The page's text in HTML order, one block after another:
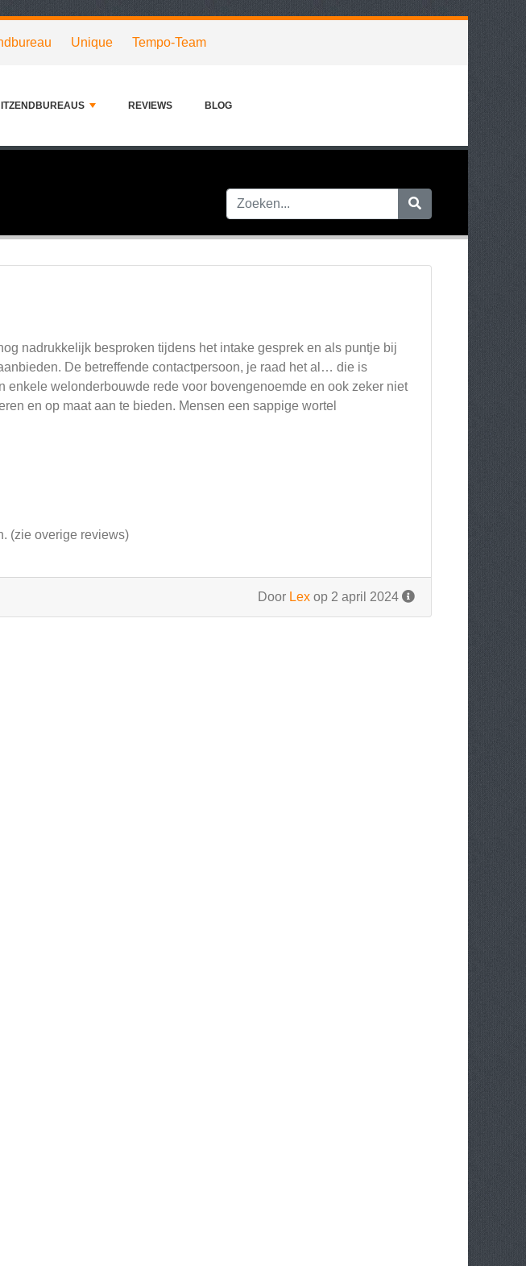
Unique Tempo-Team
REVIEWS BLOG
nadrukkelijk besproken tijdens het intake gesprek en als puntje bij
De betreffende contactpersoon, je raad het al… die is
enkele welonderbouwde rede voor bovengenoemde en ook zeker niet
en op maat aan te bieden. Mensen een sappige wortel
(zie overige reviews)
Door Lex op 2 april 2024